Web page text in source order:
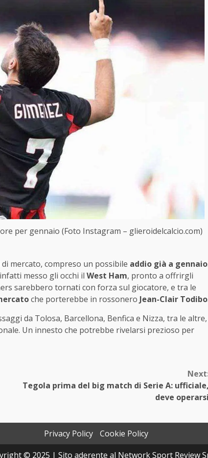
per gennaio (Foto Instagram – glieroidelcalcio.com)
mercato, compreso un possibile addio già a gennaio
messo gli occhi il West Ham, pronto a offrirgli
sarebbero tornati con forza sul giocatore, e tra le
che porterebbe in rossonero Jean-Clair Todibo
da Tolosa, Barcellona, Benfica e Nizza, tra le altre,
Un innesto che potrebbe rivelarsi prezioso per
Tegola prima del big match di Serie A:
deve
Privacy Policy
Cookie Policy
© 2025 | Sito aderente al Network Sport Review